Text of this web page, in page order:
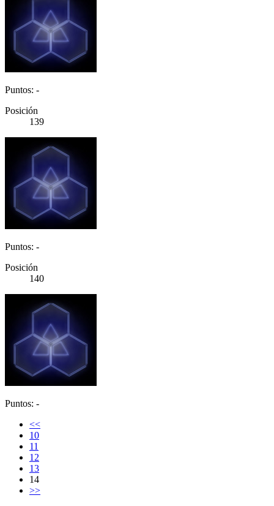
Puntos: -
Posición
139
Puntos: -
Posición
140
Puntos: -
<<
10
11
12
13
14
>>